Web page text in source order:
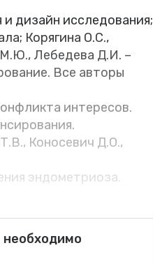
дизайн исследования;
Корягина О.С.,
Лебедева Д.И. –
Все авторы
интересов.
Коносевич Д.О.,
эндометриоза.
при котором
вызывая
необходимо